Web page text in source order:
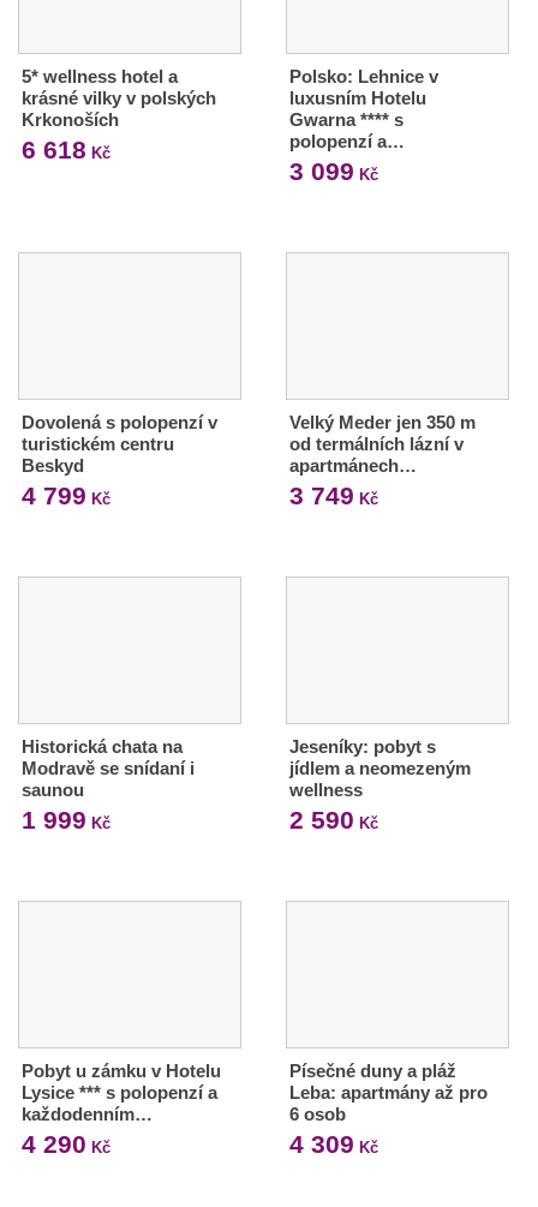
5* wellness hotel a
krásné vilky v polských
Krkonoších
6 618 Kč
Polsko: Lehnice v
luxusním Hotelu
Gwarna **** s
polopenzí a…
3 099 Kč
Dovolená s polopenzí v
turistickém centru
Beskyd
4 799 Kč
Velký Meder jen 350 m
od termálních lázní v
apartmánech…
3 749 Kč
Historická chata na
Modravě se snídaní i
saunou
1 999 Kč
Jeseníky: pobyt s
jídlem a neomezeným
wellness
2 590 Kč
Pobyt u zámku v Hotelu
Lysice *** s polopenzí a
každodenním…
4 290 Kč
Písečné duny a pláž
Leba: apartmány až pro
6 osob
4 309 Kč